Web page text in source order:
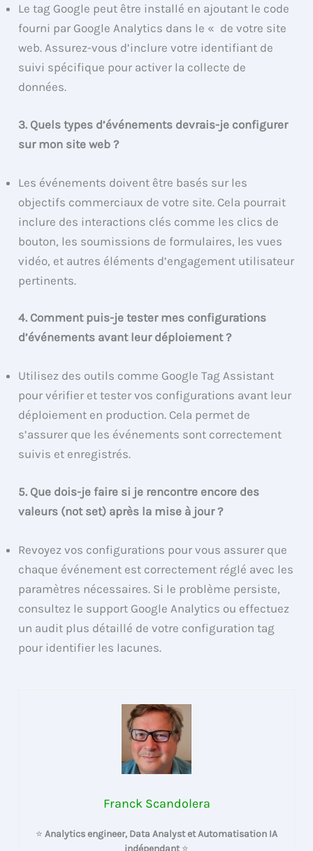
Le tag Google peut être installé en ajoutant le code
fourni par Google Analytics dans le « de votre site
web. Assurez-vous d’inclure votre identifiant de
suivi spécifique pour activer la collecte de
données.
3. Quels types d’événements devrais-je configurer
sur mon site web ?
Les événements doivent être basés sur les
objectifs commerciaux de votre site. Cela pourrait
inclure des interactions clés comme les clics de
bouton, les soumissions de formulaires, les vues
vidéo, et autres éléments d’engagement utilisateur
pertinents.
4. Comment puis-je tester mes configurations
d’événements avant leur déploiement ?
Utilisez des outils comme Google Tag Assistant
pour vérifier et tester vos configurations avant leur
déploiement en production. Cela permet de
s’assurer que les événements sont correctement
suivis et enregistrés.
5. Que dois-je faire si je rencontre encore des
valeurs (not set) après la mise à jour ?
Revoyez vos configurations pour vous assurer que
chaque événement est correctement réglé avec les
paramètres nécessaires. Si le problème persiste,
consultez le support Google Analytics ou effectuez
un audit plus détaillé de votre configuration tag
pour identifier les lacunes.
Franck Scandolera
⭐ Analytics engineer, Data Analyst et Automatisation IA
indépendant⭐